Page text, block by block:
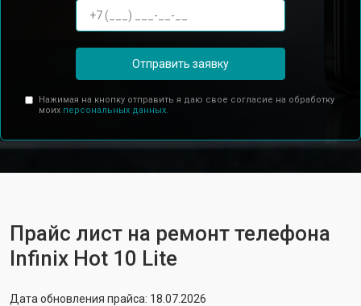
Отправить заявку
Нажимая на кнопку отправить я даю свое согласие на обработку
моих персональных данных.
Прайс лист на ремонт телефона
Infinix Hot 10 Lite
Дата обновления прайса: 18.07.2026